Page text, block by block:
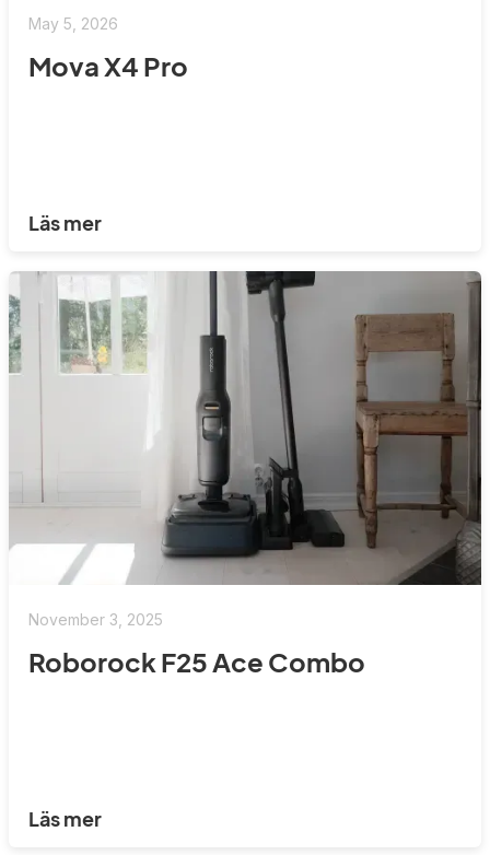
May 5, 2026
Mova X4 Pro
Läs mer
November 3, 2025
Roborock F25 Ace Combo
Läs mer